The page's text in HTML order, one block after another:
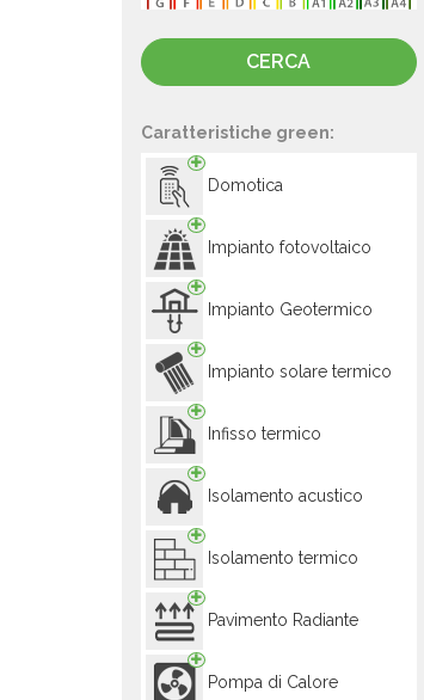
Caratteristiche green:
Domotica
Impianto fotovoltaico
Impianto Geotermico
Impianto solare termico
Infisso termico
Isolamento acustico
Isolamento termico
Pavimento Radiante
Pompa di Calore